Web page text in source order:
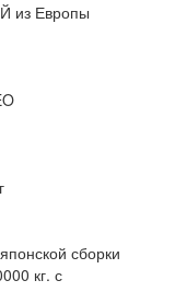
из Европы
сборки
кг. с